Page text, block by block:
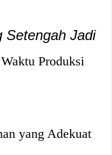
Setengah Jadi
Produksi
yang Adekuat